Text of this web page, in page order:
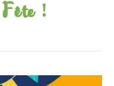
Fête !